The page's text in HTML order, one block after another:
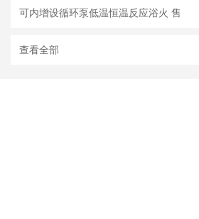
可内增设循环泵低温恒温反应浴火 售
查看全部